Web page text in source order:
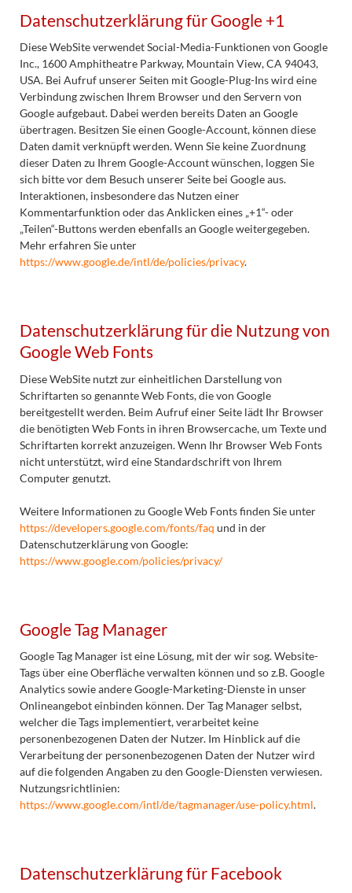
Datenschutzerklärung für Google +1
Diese WebSite verwendet Social-Media-Funktionen von Google
Inc., 1600 Amphitheatre Parkway, Mountain View, CA 94043,
USA. Bei Aufruf unserer Seiten mit Google-Plug-Ins wird eine
Verbindung zwischen Ihrem Browser und den Servern von
Google aufgebaut. Dabei werden bereits Daten an Google
übertragen. Besitzen Sie einen Google-Account, können diese
Daten damit verknüpft werden. Wenn Sie keine Zuordnung
dieser Daten zu Ihrem Google-Account wünschen, loggen Sie
sich bitte vor dem Besuch unserer Seite bei Google aus.
Interaktionen, insbesondere das Nutzen einer
Kommentarfunktion oder das Anklicken eines „+1“- oder
„Teilen“-Buttons werden ebenfalls an Google weitergegeben.
Mehr erfahren Sie unter
https://www.google.de/intl/de/policies/privacy.
Datenschutzerklärung für die Nutzung von
Google Web Fonts
Diese WebSite nutzt zur einheitlichen Darstellung von
Schriftarten so genannte Web Fonts, die von Google
bereitgestellt werden. Beim Aufruf einer Seite lädt Ihr Browser
die benötigten Web Fonts in ihren Browsercache, um Texte und
Schriftarten korrekt anzuzeigen. Wenn Ihr Browser Web Fonts
nicht unterstützt, wird eine Standardschrift von Ihrem
Computer genutzt.
Weitere Informationen zu Google Web Fonts finden Sie unter
https://developers.google.com/fonts/faq und in der
Datenschutzerklärung von Google:
https://www.google.com/policies/privacy/
Google Tag Manager
Google Tag Manager ist eine Lösung, mit der wir sog. Website-
Tags über eine Oberfläche verwalten können und so z.B. Google
Analytics sowie andere Google-Marketing-Dienste in unser
Onlineangebot einbinden können. Der Tag Manager selbst,
welcher die Tags implementiert, verarbeitet keine
personenbezogenen Daten der Nutzer. Im Hinblick auf die
Verarbeitung der personenbezogenen Daten der Nutzer wird
auf die folgenden Angaben zu den Google-Diensten verwiesen.
Nutzungsrichtlinien:
https://www.google.com/intl/de/tagmanager/use-policy.html.
Datenschutzerklärung für Facebook